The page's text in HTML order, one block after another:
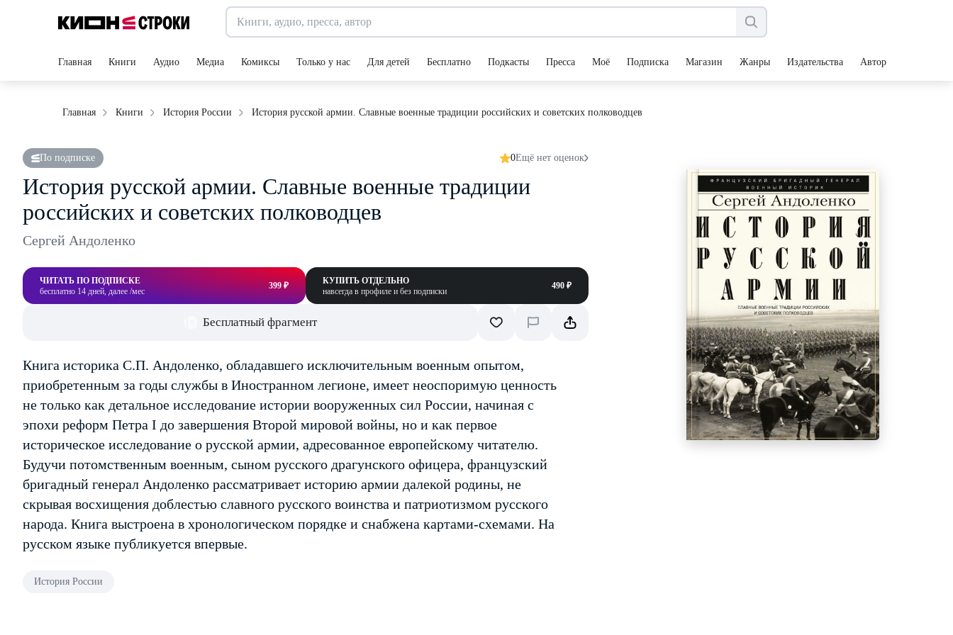
Главная Книги Аудио Медиа Комиксы Только у нас Для детей Бесплатно Подкасты Пресса Моё Подписка Магазин Жанры Издательства Авторы
Главная Книги История России История русской армии. Cлавные военные традиции российских и советских полководцев
По подписке 0Ещё нет оценок
История русской армии. Cлавные военные традиции
российских и советских полководцев
Сергей Андоленко
ЧИТАТЬ ПО ПОДПИСКЕ
бесплатно 14 дней, далее /мес
399 ₽
КУПИТЬ ОТДЕЛЬНО
навсегда в профиле и без подписки
490 ₽
Бесплатный фрагмент
Книга историка С.П. Андоленко, обладавшего исключительным военным опытом,
приобретенным за годы службы в Иностранном легионе, имеет неоспоримую ценность
не только как детальное исследование истории вооруженных сил России, начиная с
эпохи реформ Петра I до завершения Второй мировой войны, но и как первое
историческое исследование о русской армии, адресованное европейскому читателю.
Будучи потомственным военным, сыном русского драгунского офицера, французский
бригадный генерал Андоленко рассматривает историю армии далекой родины, не
скрывая восхищения доблестью славного русского воинства и патриотизмом русского
народа. Книга выстроена в хронологическом порядке и снабжена картами-схемами. На
русском языке публикуется впервые.
История России